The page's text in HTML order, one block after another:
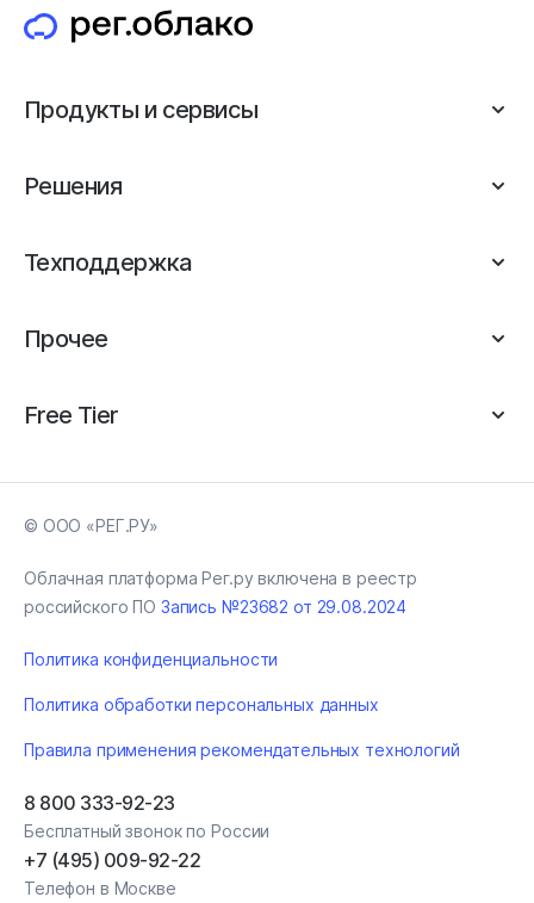
Продукты и сервисы
Решения
Техподдержка
Прочее
Free Tier
© ООО «РЕГ.РУ»
Облачная платформа Рег.ру включена в реестр
российского ПО Запись №23682 от 29.08.2024
Политика конфиденциальности
Политика обработки персональных данных
Правила применения рекомендательных технологий
8 800 333-92-23
Бесплатный звонок по России
+7 (495) 009-92-22
Телефон в Москве